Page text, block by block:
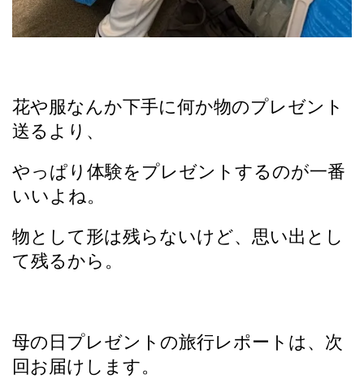
花や服なんか下手に何か物のプレゼント
送るより、
やっぱり体験をプレゼントするのが一番
いいよね。
物として形は残らないけど、思い出とし
て残るから。
母の日プレゼントの旅行レポートは、次
回お届けします。